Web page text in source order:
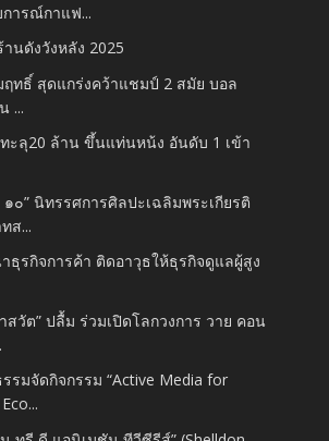
ารณ์กาแฟ...
นดังวังหลัง 2025
ฤทธิ์ สุดแกร่งคว้าแชมป์ 2 สมัย บอล
...
ทะลุ20 ล้าน ขึ้นแท่นหน้ง อันดับ 1 เข้า
๑๐” นิทรรศการศิลปะเฉลิมพระเกียรติ
ส...
ธุรกิจการค้า ติดอาวุธให้ธุรกิจดูแลผู้สูง
สวัต” ปลื้ม ร่วมเปิดโลกวงการ วาย คอน
มจัดกิจกรรม “Active Media for